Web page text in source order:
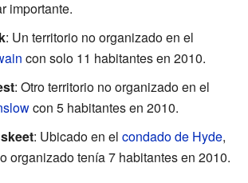
importante.
: Un territorio no organizado en el
con solo 11 habitantes en 2010.
: Otro territorio no organizado en el
con 5 habitantes en 2010.
: Ubicado en el condado de Hyde,
organizado tenía 7 habitantes en 2010.